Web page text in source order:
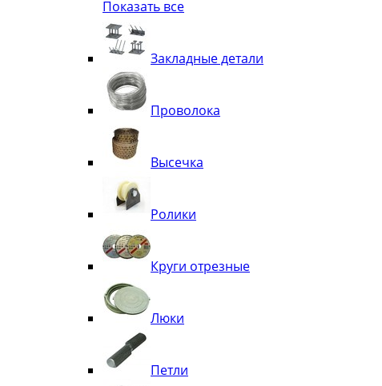
Квадрат
Труба декоративная
Элементы орнамента из квадрата, трубы
Узоры
Лавки
Показать все
Закладные детали
Проволока
Высечка
Ролики
Круги отрезные
Люки
Петли